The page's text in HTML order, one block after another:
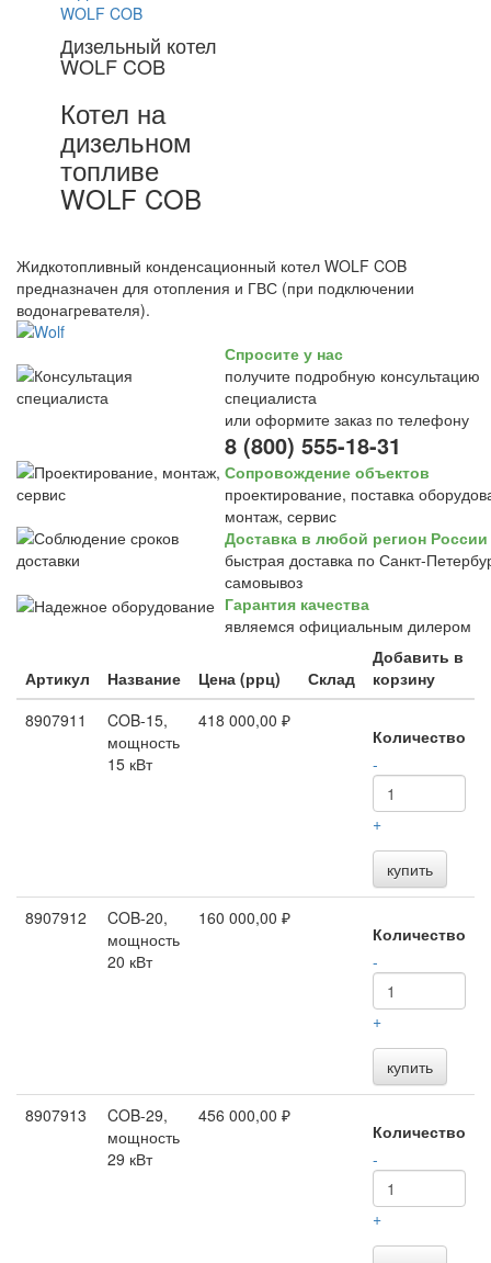
Дизельный котел
WOLF COB
Котел на
дизельном
топливе
WOLF COB
Жидкотопливный конденсационный котел WOLF COB
предназначен для отопления и ГВС (при подключении
водонагревателя).
Спросите у нас
получите подробную консультацию
специалиста
или оформите заказ по телефону
8 (800) 555-18-31
Сопровождение объектов
проектирование, поставка
монтаж, сервис
Доставка в любой регион России
быстрая доставка по Санкт-
самовывоз
Гарантия качества
являемся официальным дилером
Артикул Название Цена (ррц) Склад
Добавить в
корзину
8907911
COB-15,
мощность
15 кВт
418 000,00 ₽
Количество
-
+
купить
8907912
COB-20,
мощность
20 кВт
160 000,00 ₽
Количество
-
+
купить
8907913
COB-29,
мощность
29 кВт
456 000,00 ₽
Количество
-
+